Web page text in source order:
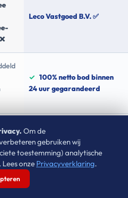
Leco Vastgoed B.V. ✅
✓ 100% netto bod binnen
24 uur gegarandeerd
100% Zekerheid (geen
financieringsvoorbehouden)
Om de
gebruiken wij
toestemming) analytische
onze Privacyverklaring.